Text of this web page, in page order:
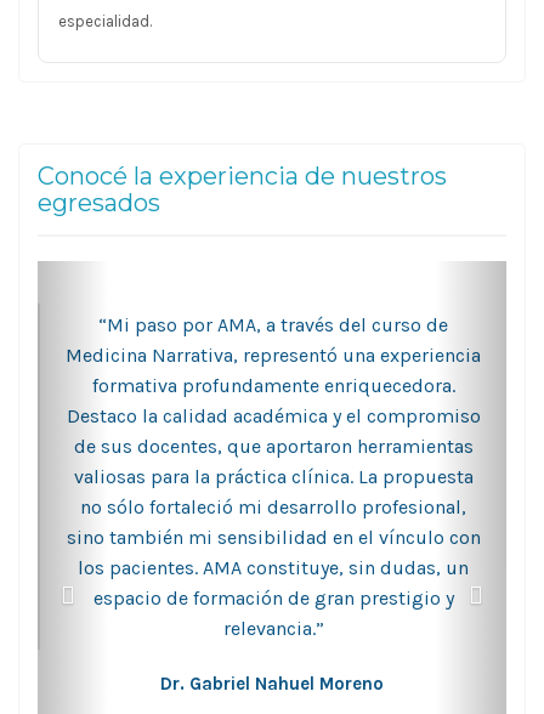
especialidad.
Conocé la experiencia de nuestros
egresados
“Mi paso por AMA, a través del curso de
Medicina Narrativa, representó una experiencia
formativa profundamente enriquecedora.
Destaco la calidad académica y el compromiso
de sus docentes, que aportaron herramientas
valiosas para la práctica clínica. La propuesta
no sólo fortaleció mi desarrollo profesional,
sino también mi sensibilidad en el vínculo con
los pacientes. AMA constituye, sin dudas, un
espacio de formación de gran prestigio y
relevancia.”
Dr. Gabriel Nahuel Moreno